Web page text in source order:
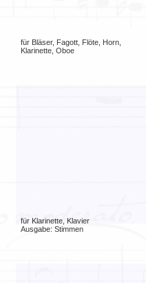
für Bläser, Fagott Flöte Horn
Klarinette Oboe
für Klarinette Klavier
Ausgabe: Stimmen